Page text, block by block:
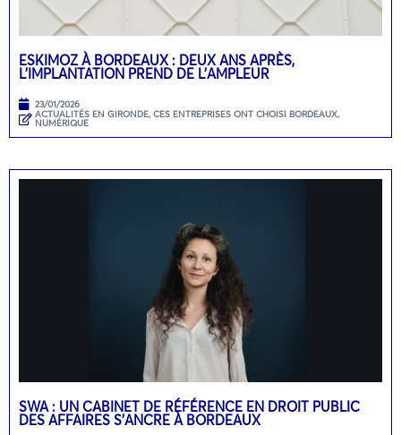
ESKIMOZ À BORDEAUX : DEUX ANS APRÈS,
L’IMPLANTATION PREND DE L’AMPLEUR
23/01/2026
ACTUALITÉS EN GIRONDE, CES ENTREPRISES ONT CHOISI BORDEAUX,
NUMÉRIQUE
SWA : UN CABINET DE RÉFÉRENCE EN DROIT PUBLIC
DES AFFAIRES S’ANCRE À BORDEAUX